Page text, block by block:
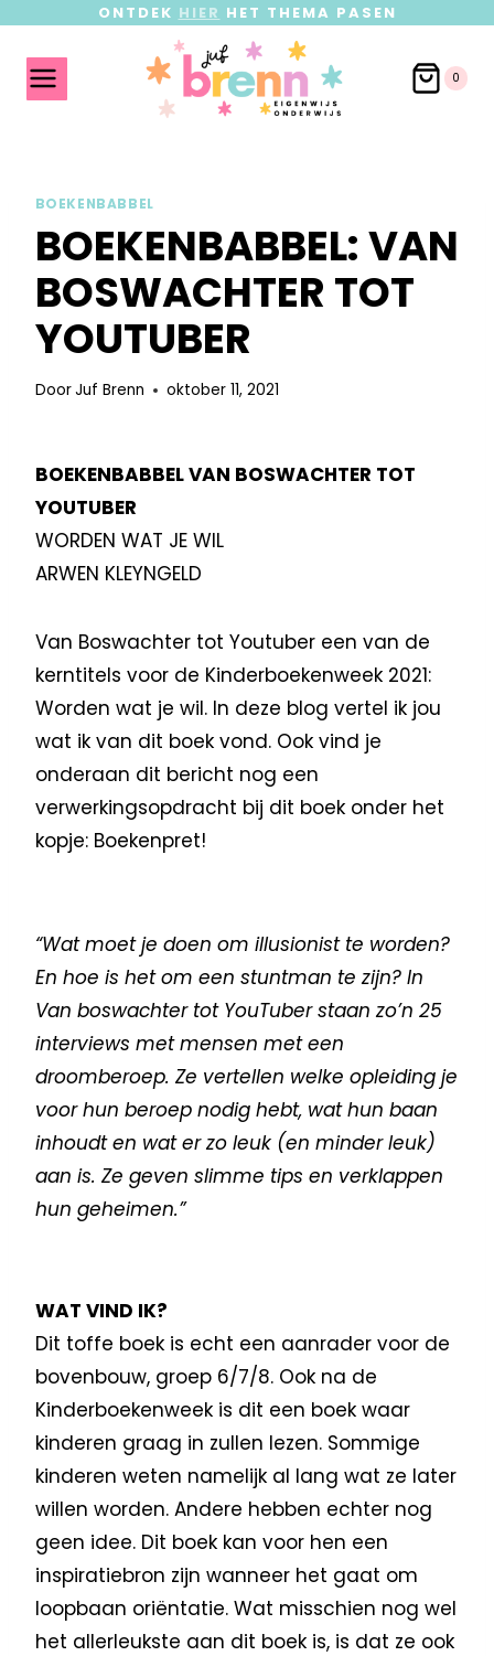
ONTDEK HIER HET THEMA PASEN
0
BOEKENBABBEL
BOEKENBABBEL: VAN
BOSWACHTER TOT
YOUTUBER
DoorJuf Brenn oktober 11, 2021
BOEKENBABBEL VAN BOSWACHTER TOT
YOUTUBER
WORDEN WAT JE WIL
ARWEN KLEYNGELD
Van Boswachter tot Youtuber een van de
kerntitels voor de Kinderboekenweek 2021:
Worden wat je wil. In deze blog vertel ik jou
wat ik van dit boek vond. Ook vind je
onderaan dit bericht nog een
verwerkingsopdracht bij dit boek onder het
kopje: Boekenpret!
“Wat moet je doen om illusionist te worden?
En hoe is het om een stuntman te zijn? In
Van boswachter tot YouTuber staan zo’n 25
interviews met mensen met een
droomberoep. Ze vertellen welke opleiding je
voor hun beroep nodig hebt, wat hun baan
inhoudt en wat er zo leuk (en minder leuk)
aan is. Ze geven slimme tips en verklappen
hun geheimen.”
WAT VIND IK?
Dit toffe boek is echt een aanrader voor de
bovenbouw, groep 6/7/8. Ook na de
Kinderboekenweek is dit een boek waar
kinderen graag in zullen lezen. Sommige
kinderen weten namelijk al lang wat ze later
willen worden. Andere hebben echter nog
geen idee. Dit boek kan voor hen een
inspiratiebron zijn wanneer het gaat om
loopbaan oriëntatie. Wat misschien nog wel
het allerleukste aan dit boek is, is dat ze ook